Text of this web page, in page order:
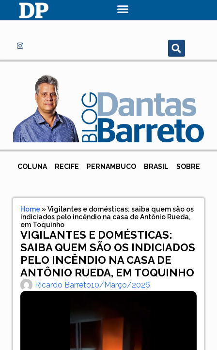
COLUNA RECIFE PERNAMBUCO BRASIL SOBRE
Home»Vigilantes e domésticas: saiba quem são os
indiciados pelo incêndio na casa de Antônio Rueda,
em Toquinho
VIGILANTES E DOMÉSTICAS:
SAIBA QUEM SÃO OS INDICIADOS
PELO INCÊNDIO NA CASA DE
ANTÔNIO RUEDA, EM TOQUINHO
Ricardo Barreto10/março/2026